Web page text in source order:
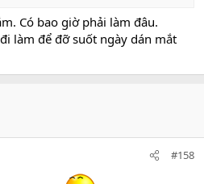
Có bao giờ phải làm đâu.
làm để đỡ suốt ngày dán mắt
#158